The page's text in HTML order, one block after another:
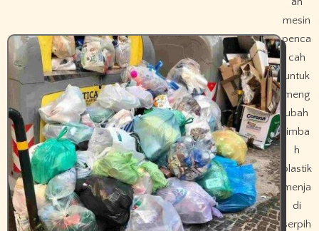
mesin
penca
cah
untuk
meng
ubah
limba
h
plastik
menja
di
serpih